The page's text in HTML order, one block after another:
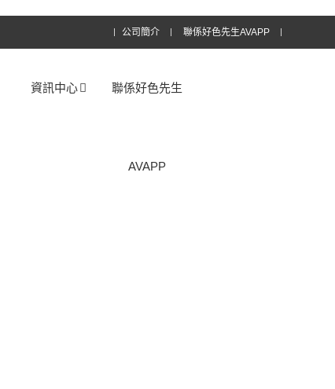
公司簡介 聯係好色先生AVAPP
資訊中心 聯係好色先生
AVAPP